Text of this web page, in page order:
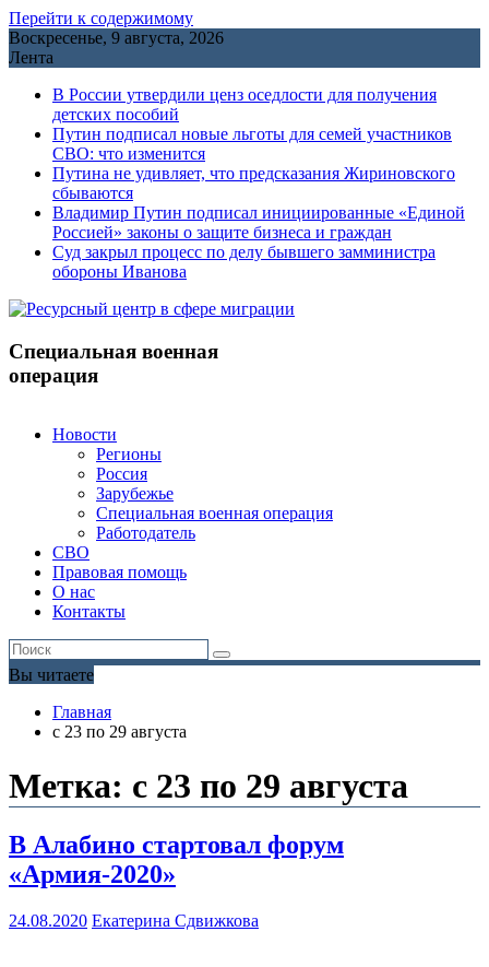
Перейти к содержимому
Воскресенье, 9 августа, 2026
Лента
В России утвердили ценз оседлости для получения
детских пособий
Путин подписал новые льготы для семей участников
СВО: что изменится
Путина не удивляет, что предсказания Жириновского
сбываются
Владимир Путин подписал инициированные «Единой
Россией» законы о защите бизнеса и граждан
Cуд закрыл процесс по делу бывшего замминистра
обороны Иванова
Специальная военная
операция
Новости
Регионы
Россия
Зарубежье
Специальная военная операция
Работодатель
СВО
Правовая помощь
О нас
Контакты
Вы читаете
Главная
с 23 по 29 августа
Метка: с 23 по 29 августа
В Алабино стартовал форум
«Армия-2020»
24.08.2020 Екатерина Сдвижкова